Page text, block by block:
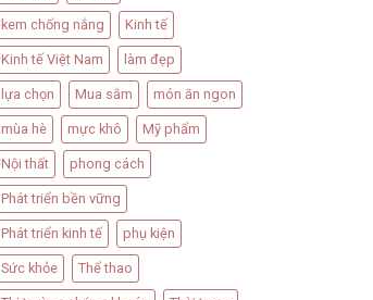
kem chống nắng Kinh tế
Kinh tế Việt Nam làm đẹp
lựa chọn Mua sắm món ăn ngon
mùa hè mực khô Mỹ phẩm
Nội thất phong cách
Phát triển bền vững
Phát triển kinh tế phụ kiện
Sức khỏe Thể thao